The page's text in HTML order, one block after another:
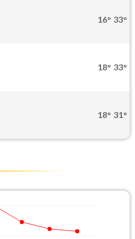
16° 33°
18° 33°
18° 31°